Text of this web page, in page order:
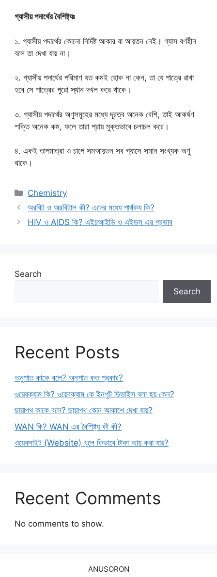
গ্যাসীয় পদার্থের বৈশিষ্ট্যঃ
১. গ্যাসীয় পদার্থের কোনো নির্দিষ্ট আকার বা আয়তন নেই। গ্যাস বর্ণহীন
বলে তা দেখা যায় না।
২. গ্যাসীয় পদার্থের পরিমাণ যত কমই হোক না কেন, তা যে পাত্রে রাখা
হবে সে পাত্রের পুরো স্থান দখল করে থাকে।
৩. গ্যাসীয় পদার্থের অণুসমূহের মধ্যে দূরত্ব অনেক বেশি, তাই আকর্ষণ
শক্তি অনেক কম, ফলে তারা প্রায় মুক্তভাবে চলাচল করে।
৪. একই তাপমাত্রা ও চাপে সমআয়তন সব গ্যাসে সমান সংখ্যক অণু
থাকে।
Categories
Chemistry
অরবিট ও অরবিটাল কী? এদের মধ্যে পার্থক্য কি?
HIV ও AIDS কি? এইচআইভি ও এইডস এর প্রভাব
Search
Search
Recent Posts
অনুপাত কাকে বলে? অনুপাত কত প্রকার?
ওয়েবক্যাম কি? ওয়েবক্যাম কে ইনপুট ডিভাইস বলা হয় কেন?
ছায়াপথ কাকে বলে? ছায়াপথ কোন আকাশে দেখা যায়?
WAN কি? WAN এর বৈশিষ্ট্য কী কী?
ওয়েবসাইট (Website) খুলে কিভাবে টাকা আয় করা যায়?
Recent Comments
No comments to show.
ANUSORON